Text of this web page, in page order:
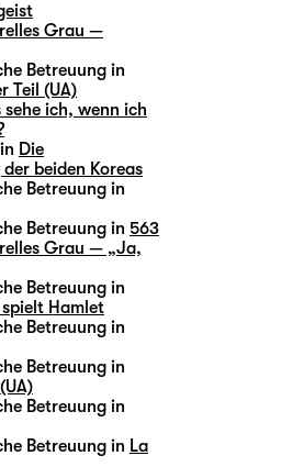
Grau —
Betreuung in
Teil (UA)
sehe ich, wenn ich
Die
beiden Koreas
Betreuung in
Betreuung in 563
Grau — „Ja,
Betreuung in
Hamlet
Betreuung in
Betreuung in
Betreuung in
Betreuung in La